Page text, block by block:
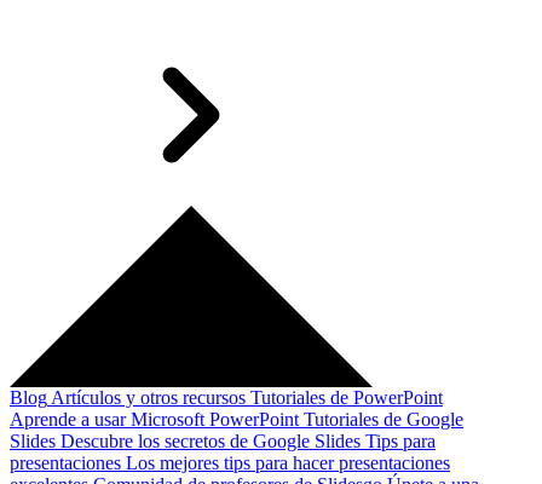
Blog Artículos y otros recursos Tutoriales de PowerPoint
Aprende a usar Microsoft PowerPoint Tutoriales de Google
Slides Descubre los secretos de Google Slides Tips para
presentaciones Los mejores tips para hacer presentaciones